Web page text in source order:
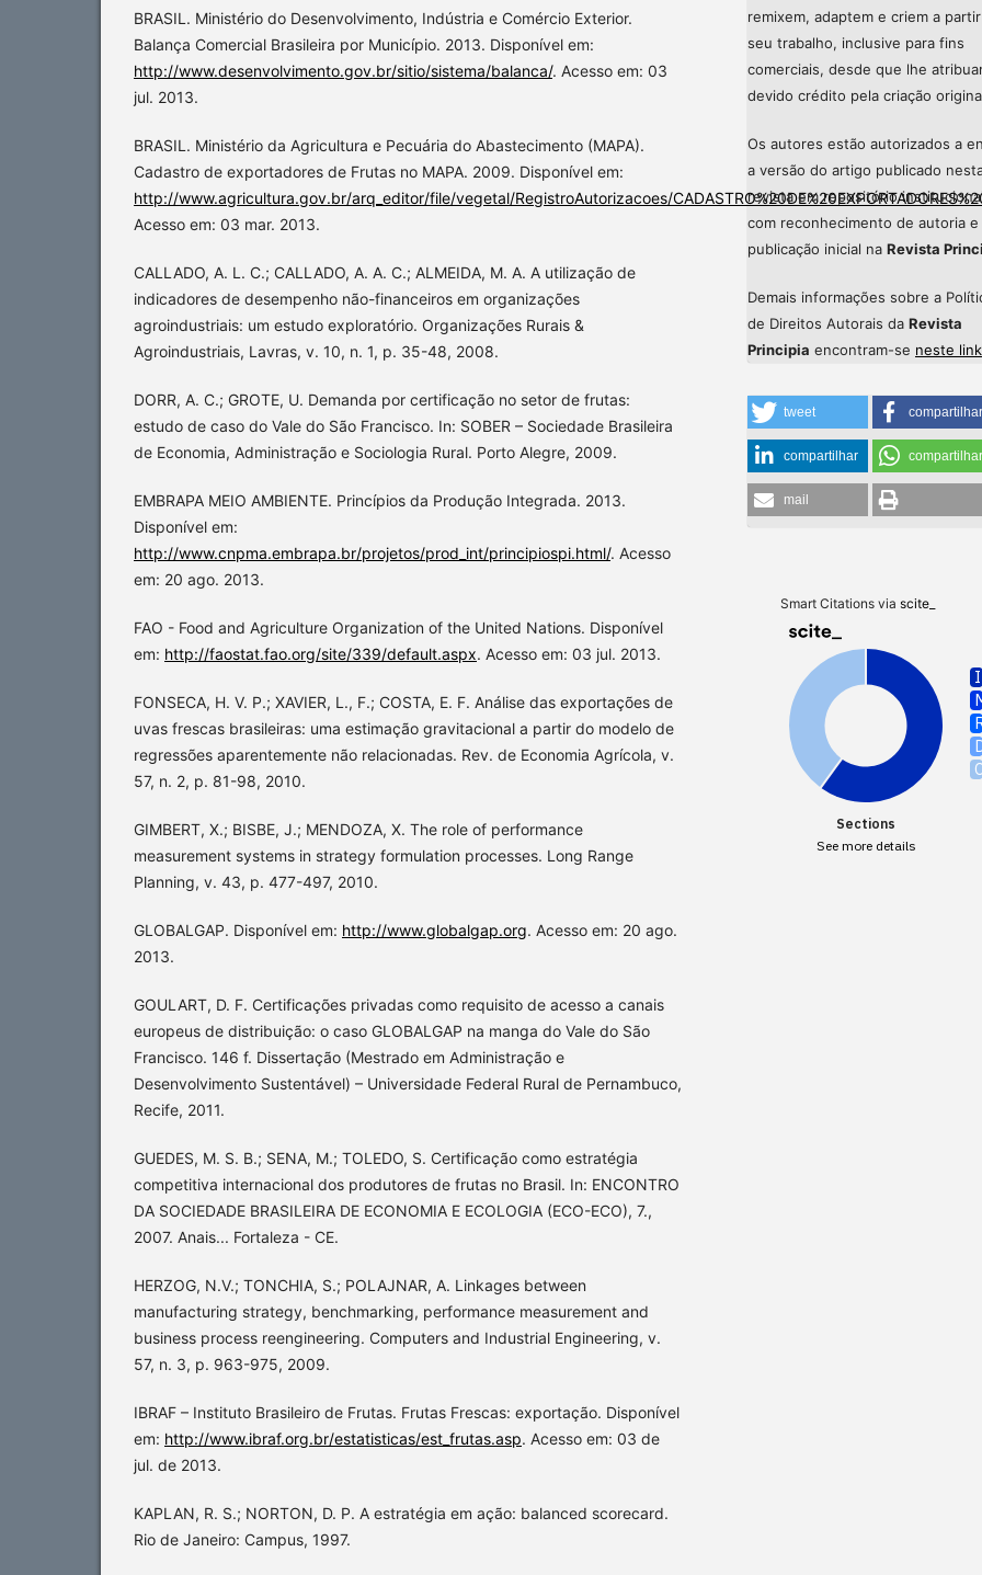
BRASIL. Ministério do Desenvolvimento, Indústria e Comércio Exterior.
Balança Comercial Brasileira por Município. 2013. Disponível em:
http://www.desenvolvimento.gov.br/sitio/sistema/balanca/. Acesso em: 03
jul. 2013.
BRASIL. Ministério da Agricultura e Pecuária do Abastecimento (MAPA).
Cadastro de exportadores de Frutas no MAPA. 2009. Disponível em:
http://www.agricultura.gov.br/arq_editor/file/vegetal/RegistroAutorizacoes/
Acesso em: 03 mar. 2013.
CALLADO, A. L. C.; CALLADO, A. A. C.; ALMEIDA, M. A. A utilização de
indicadores de desempenho não-financeiros em organizações
agroindustriais: um estudo exploratório. Organizações Rurais &
Agroindustriais, Lavras, v. 10, n. 1, p. 35-48, 2008.
DORR, A. C.; GROTE, U. Demanda por certificação no setor de frutas:
estudo de caso do Vale do São Francisco. In: SOBER – Sociedade Brasileira
de Economia, Administração e Sociologia Rural. Porto Alegre, 2009.
EMBRAPA MEIO AMBIENTE. Princípios da Produção Integrada. 2013.
Disponível em:
http://www.cnpma.embrapa.br/projetos/prod_int/principiospi.html/. Acesso
em: 20 ago. 2013.
FAO - Food and Agriculture Organization of the United Nations. Disponível
em: http://faostat.fao.org/site/339/default.aspx. Acesso em: 03 jul. 2013.
FONSECA, H. V. P.; XAVIER, L., F.; COSTA, E. F. Análise das exportações de
uvas frescas brasileiras: uma estimação gravitacional a partir do modelo de
regressões aparentemente não relacionadas. Rev. de Economia Agrícola, v.
57, n. 2, p. 81-98, 2010.
GIMBERT, X.; BISBE, J.; MENDOZA, X. The role of performance
measurement systems in strategy formulation processes. Long Range
Planning, v. 43, p. 477-497, 2010.
GLOBALGAP. Disponível em: http://www.globalgap.org. Acesso em: 20 ago.
2013.
GOULART, D. F. Certificações privadas como requisito de acesso a canais
europeus de distribuição: o caso GLOBALGAP na manga do Vale do São
Francisco. 146 f. Dissertação (Mestrado em Administração e
Desenvolvimento Sustentável) – Universidade Federal Rural de Pernambuco,
Recife, 2011.
GUEDES, M. S. B.; SENA, M.; TOLEDO, S. Certificação como estratégia
competitiva internacional dos produtores de frutas no Brasil. In: ENCONTRO
DA SOCIEDADE BRASILEIRA DE ECONOMIA E ECOLOGIA (ECO-ECO), 7.,
2007. Anais... Fortaleza - CE.
HERZOG, N.V.; TONCHIA, S.; POLAJNAR, A. Linkages between
manufacturing strategy, benchmarking, performance measurement and
business process reengineering. Computers and Industrial Engineering, v.
57, n. 3, p. 963-975, 2009.
IBRAF – Instituto Brasileiro de Frutas. Frutas Frescas: exportação. Disponível
em: http://www.ibraf.org.br/estatisticas/est_frutas.asp. Acesso em: 03 de
jul. de 2013.
KAPLAN, R. S.; NORTON, D. P. A estratégia em ação: balanced scorecard.
Rio de Janeiro: Campus, 1997.
remixem, adaptem e criem a
seu trabalho, inclusive para fins
comerciais, desde que lhe
devido crédito pela criação
Os autores estão autorizados a
a versão do artigo publicado
revista em repositório
com reconhecimento de autoria e
publicação inicial na Revista
Demais informações sobre a
de Direitos Autorais da Revista
Principia encontram-se neste link
tweet compartilhar
compartilhar compartilhar
mail
Smart Citations via scite_
Sections
See more details